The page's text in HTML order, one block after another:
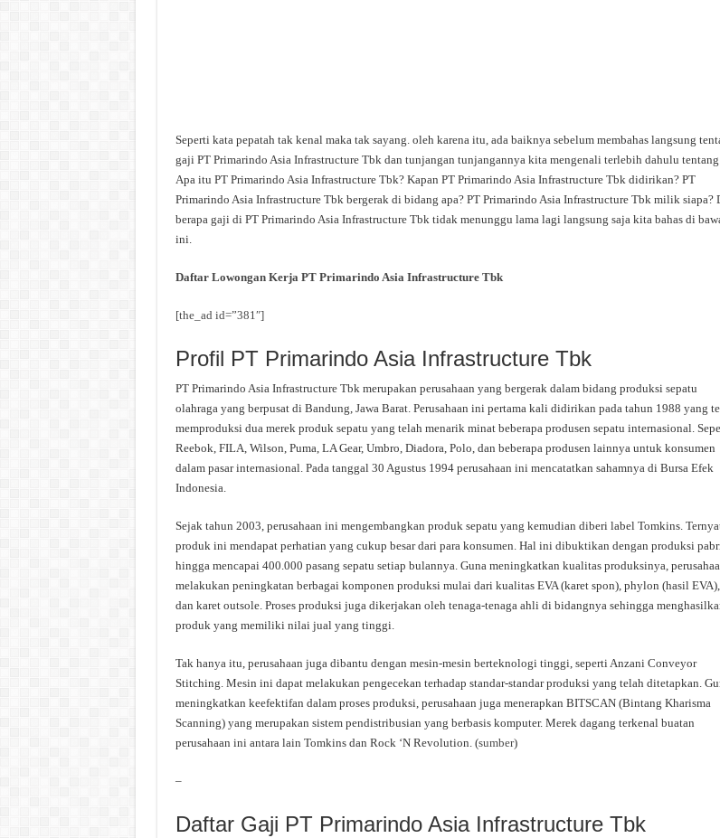
Seperti kata pepatah tak kenal maka tak sayang. oleh karena itu, ada baiknya sebelum membahas langsung
gaji PT Primarindo Asia Infrastructure Tbk dan tunjangan tunjangannya kita mengenali terlebih dahulu tentang
Apa itu PT Primarindo Asia Infrastructure Tbk? Kapan PT Primarindo Asia Infrastructure Tbk didirikan? PT
Primarindo Asia Infrastructure Tbk bergerak di bidang apa? PT Primarindo Asia Infrastructure Tbk milik siapa?
berapa gaji di PT Primarindo Asia Infrastructure Tbk tidak menunggu lama lagi langsung saja kita bahas di
ini.
Daftar Lowongan Kerja PT Primarindo Asia Infrastructure Tbk
[the_ad id=”381″]
Profil PT Primarindo Asia Infrastructure Tbk
PT Primarindo Asia Infrastructure Tbk merupakan perusahaan yang bergerak dalam bidang produksi sepatu
olahraga yang berpusat di Bandung, Jawa Barat. Perusahaan ini pertama kali didirikan pada tahun 1988 yang
memproduksi dua merek produk sepatu yang telah menarik minat beberapa produsen sepatu internasional.
Reebok, FILA, Wilson, Puma, LA Gear, Umbro, Diadora, Polo, dan beberapa produsen lainnya untuk konsumen
dalam pasar internasional. Pada tanggal 30 Agustus 1994 perusahaan ini mencatatkan sahamnya di Bursa Efek
Indonesia.
Sejak tahun 2003, perusahaan ini mengembangkan produk sepatu yang kemudian diberi label Tomkins.
produk ini mendapat perhatian yang cukup besar dari para konsumen. Hal ini dibuktikan dengan produksi
hingga mencapai 400.000 pasang sepatu setiap bulannya. Guna meningkatkan kualitas produksinya,
melakukan peningkatan berbagai komponen produksi mulai dari kualitas EVA (karet spon), phylon (hasil EVA),
dan karet outsole. Proses produksi juga dikerjakan oleh tenaga-tenaga ahli di bidangnya sehingga
produk yang memiliki nilai jual yang tinggi.
Tak hanya itu, perusahaan juga dibantu dengan mesin-mesin berteknologi tinggi, seperti Anzani Conveyor
Stitching. Mesin ini dapat melakukan pengecekan terhadap standar-standar produksi yang telah ditetapkan.
meningkatkan keefektifan dalam proses produksi, perusahaan juga menerapkan BITSCAN (Bintang Kharisma
Scanning) yang merupakan sistem pendistribusian yang berbasis komputer. Merek dagang terkenal buatan
perusahaan ini antara lain Tomkins dan Rock ‘N Revolution. (sumber)
–
Daftar Gaji PT Primarindo Asia Infrastructure Tbk